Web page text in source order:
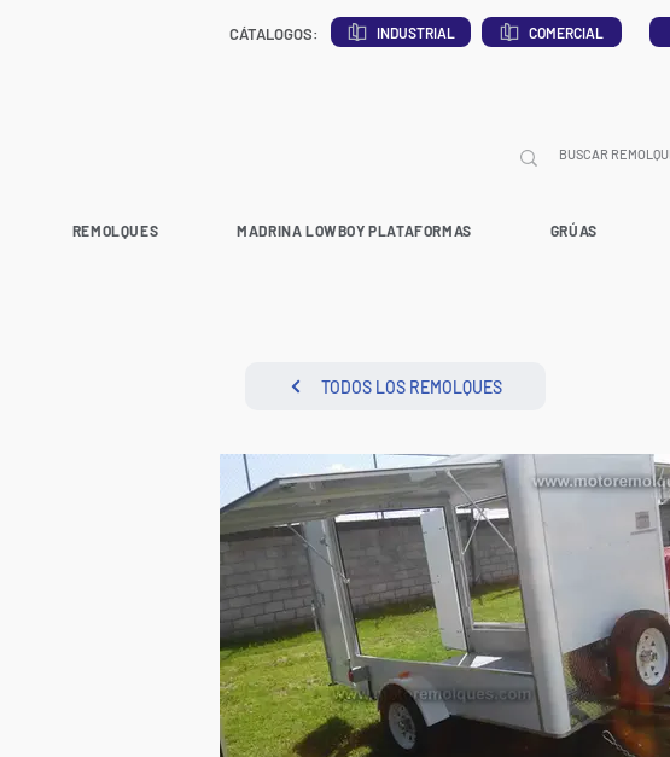
CÁTALOGOS: INDUSTRIAL COMERCIAL
REMOLQUES MADRINA LOWBOY PLATAFORMAS GRÚAS
TODOS LOS REMOLQUES